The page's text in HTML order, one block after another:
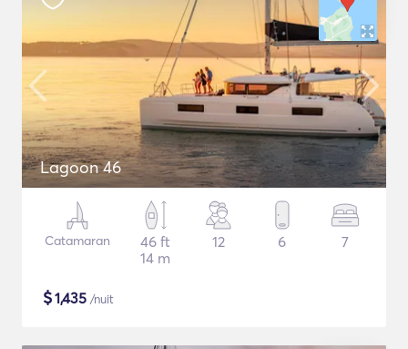
Lagoon 46
Catamaran
46 ft
14 m
12 6 7
$1,435 /nuit